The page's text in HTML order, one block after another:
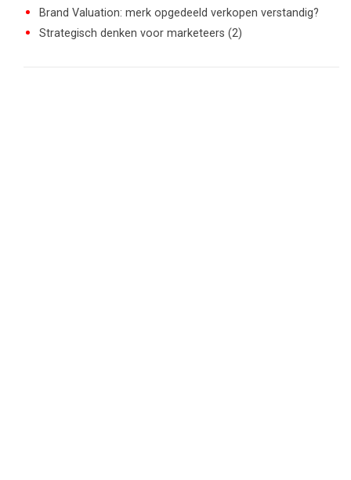
Brand Valuation: merk opgedeeld verkopen verstandig?
Strategisch denken voor marketeers (2)